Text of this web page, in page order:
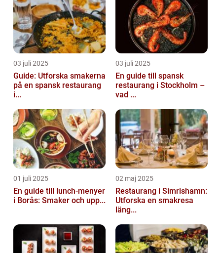
03 juli 2025
Guide: Utforska smakerna
på en spansk restaurang
i...
03 juli 2025
En guide till spansk
restaurang i Stockholm –
vad ...
01 juli 2025
En guide till lunch-menyer
i Borås: Smaker och upp...
02 maj 2025
Restaurang i Simrishamn:
Utforska en smakresa
läng...